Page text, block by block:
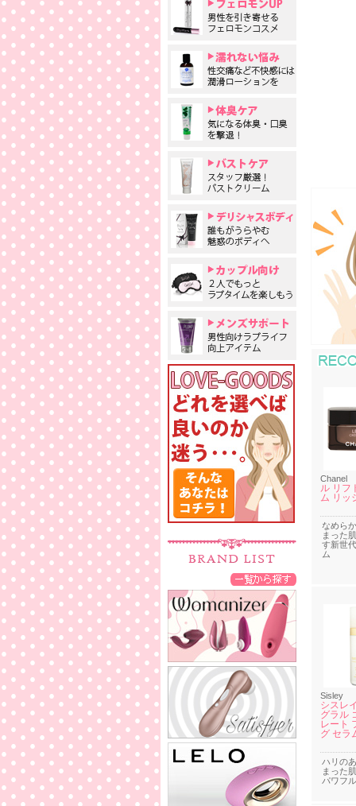
Chanel
ル リフ
ム リッ
なめら
まった
す新世
ム
Sisley
シスレ
グラル
レート
グ セラ
ハリの
まった
パワフ